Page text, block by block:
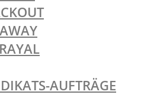
AUFTRÄGE